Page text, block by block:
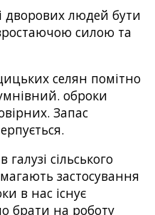
дворових людей бути
силою та
селян помітно
оброки
Запас
сільського
застосування
в нас існує
брати на роботу